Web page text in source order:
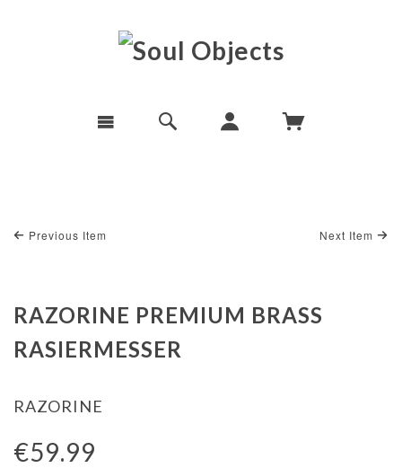
Previous Item Next Item
RAZORINE PREMIUM BRASS
RASIERMESSER
RAZORINE
€59.99